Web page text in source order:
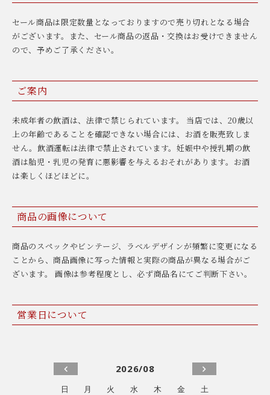
セール商品は限定数量となっておりますので売り切れとなる場合
がございます。また、セール商品の返品・交換はお受けできません
ので、予めご了承ください。
ご案内
未成年者の飲酒は、法律で禁じられています。 当店では、20歳以
上の年齢であることを確認できない場合には、お酒を販売致しま
せん。飲酒運転は法律で禁止されています。妊娠中や授乳期の飲
酒は胎児・乳児の発育に悪影響を与えるおそれがあります。お酒
は楽しくほどほどに。
商品の画像について
商品のスペックやビンテージ、ラベルデザインが頻繁に変更になる
ことから、商品画像に写った情報と実際の商品が異なる場合がご
ざいます。 画像は参考程度とし、必ず商品名にてご判断下さい。
営業日について
2026/08
日 月 火 水 木 金
土